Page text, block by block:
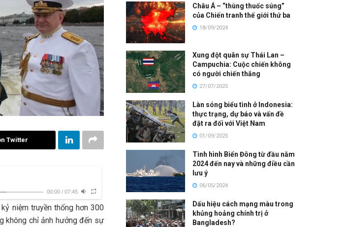
Twitter
00:00 / 07:45
niệm truyền thống hơn 300
không chỉ ảnh hưởng đến sự
Châu Á – “thùng thuốc súng”
của Chiến tranh thế giới thứ ba
18/09/2024
Xung đột quân sự Thái Lan –
Campuchia: Cuộc chiến không
có người chiến thắng
27/07/2025
Làn sóng biểu tình ở Indonesia:
thực trạng, dự báo và vấn đề
đặt ra đối với Việt Nam
01/09/2025
Tình hình Biển Đông từ đầu năm
2024 đến nay và những điều cần
lưu ý
06/05/2024
Dấu hiệu cách mạng màu trong
khủng hoảng chính trị ở
Bangladesh?